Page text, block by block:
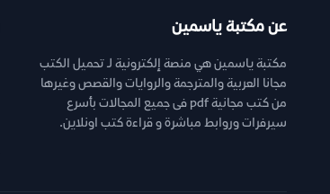
عن مكتبة ياسمين
مكتبة ياسمين هي منصة إلكترونية لـ تحميل الكتب
مجانا العربية والمترجمة والروايات والقصص وغيرها
من كتب مجانية pdf فى جميع المجالات بأسرع
سيرفرات وروابط مباشرة و قراءة كتب اونلاين.